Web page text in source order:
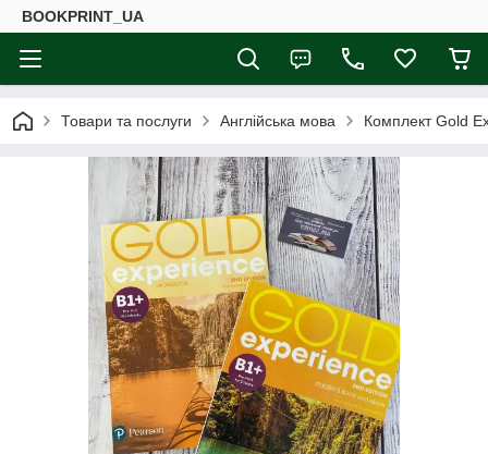
BOOKPRINT_UA
Товари та послуги Англійська мова Комплект Gold